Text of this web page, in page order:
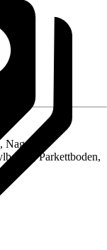
Parkettboden,